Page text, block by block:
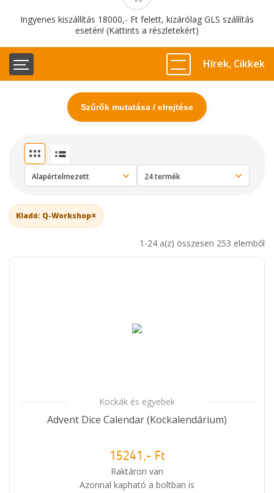
Ingyenes kiszállítás 18000,- Ft felett, kizárólag GLS szállítás
esetén! (Kattints a részletekért)
Hírek, Cikkek
Szűrők mutatása / elrejtése
Kiadó: Q-Workshop×
1-24 a(z) összesen 253 elemből
Kockák és egyebek
Advent Dice Calendar (Kockalendárium)
15241,- Ft
Raktáron van
Azonnal kapható a boltban is